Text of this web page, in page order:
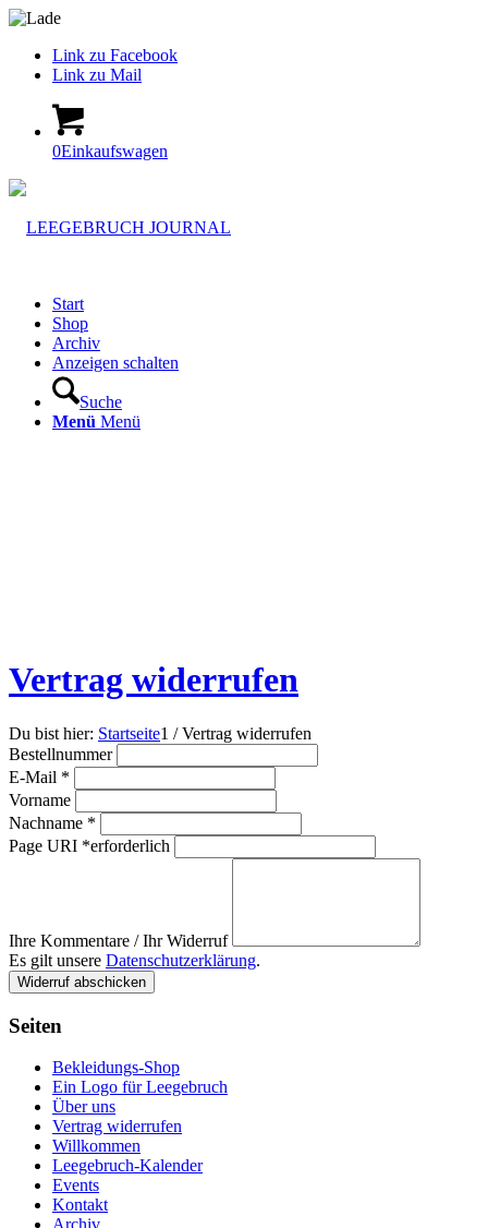
Link zu Facebook
Link zu Mail
0Einkaufswagen
Start
Shop
Archiv
Anzeigen schalten
Suche
Menü Menü
Vertrag widerrufen
Du bist hier: Startseite1 / Vertrag widerrufen
Bestellnummer
E-Mail *
Vorname
Nachname *
Page URI *erforderlich
Ihre Kommentare / Ihr Widerruf
Es gilt unsere Datenschutzerklärung.
Widerruf abschicken
Seiten
Bekleidungs-Shop
Ein Logo für Leegebruch
Über uns
Vertrag widerrufen
Willkommen
Leegebruch-Kalender
Events
Kontakt